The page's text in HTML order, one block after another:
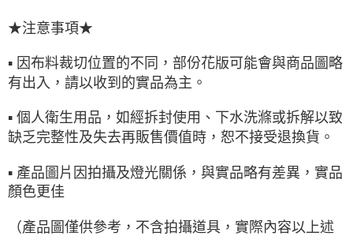
★注意事項★
▪ 因布料裁切位置的不同，部份花版可能會與商品圖略
有出入，請以收到的實品為主。
▪ 個人衛生用品，如經拆封使用、下水洗滌或拆解以致
缺乏完整性及失去再販售價值時，恕不接受退換貨。
▪ 產品圖片因拍攝及燈光關係，與實品略有差異，實品
顏色更佳
（產品圖僅供參考，不含拍攝道具，實際內容以上述